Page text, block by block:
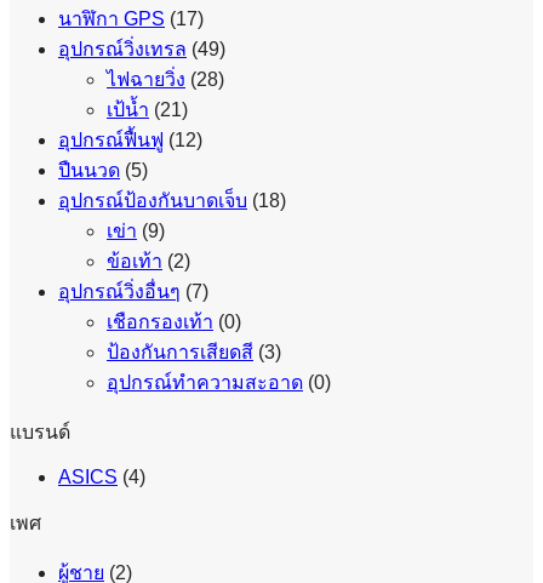
นาฬิกา GPS (17)
อุปกรณ์วิ่งเทรล (49)
ไฟฉายวิ่ง (28)
เป้น้ำ (21)
อุปกรณ์ฟื้นฟู (12)
ปืนนวด (5)
อุปกรณ์ป้องกันบาดเจ็บ (18)
เข่า (9)
ข้อเท้า (2)
อุปกรณ์วิ่งอื่นๆ (7)
เชือกรองเท้า (0)
ป้องกันการเสียดสี (3)
อุปกรณ์ทำความสะอาด (0)
แบรนด์
ASICS (4)
เพศ
ผู้ชาย (2)